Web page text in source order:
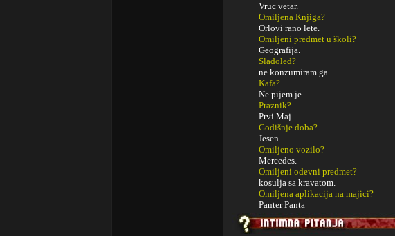
Vruc vetar.
Omiljena Knjiga?
Orlovi rano lete.
Omiljeni predmet u školi?
Geografija.
Sladoled?
ne konzumiram ga.
Kafa?
Ne pijem je.
Praznik?
Prvi Maj
Godišnje doba?
Jesen
Omiljeno vozilo?
Mercedes.
Omiljeni odevni predmet?
kosulja sa kravatom.
Omiljena aplikacija na majici?
Panter Panta